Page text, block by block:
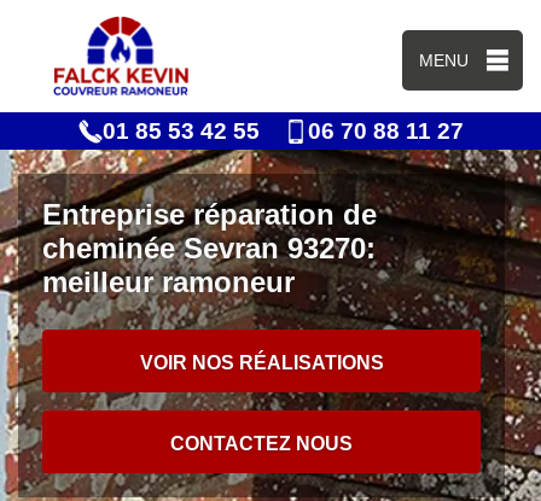
MENU
01 85 53 42 55 06 70 88 11 27
Entreprise réparation de
cheminée Sevran 93270:
meilleur ramoneur
VOIR NOS RÉALISATIONS
CONTACTEZ NOUS